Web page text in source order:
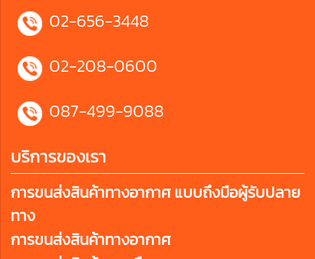
02-656-3448
02-208-0600
087-499-9088
บริการของเรา
การขนส่งสินค้าทางอากาศ แบบถึงมือผู้รับปลาย
ทาง
การขนส่งสินค้าทางอากาศ